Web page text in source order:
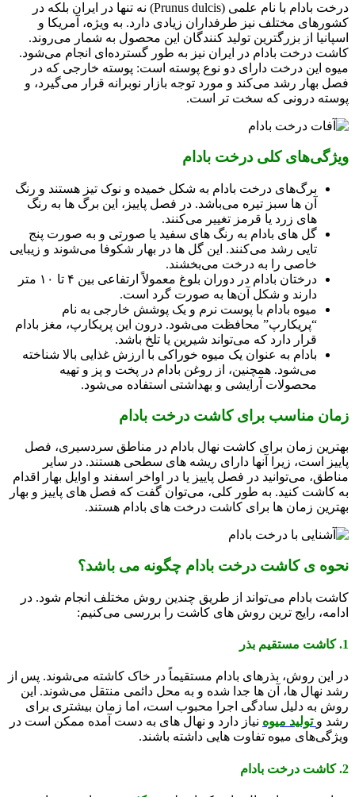
درخت بادام با نام علمی (Prunus dulcis) نه تنها در ایران بلکه در
کشورهای مختلف نیز طرفداران زیادی دارد. به ویژه، آمریکا و
اسپانیا از بزرگترین تولید کنندگان این محصول به شمار می‌روند.
کاشت درخت بادام در ایران نیز به طور گسترده‌ای انجام می‌شود.
میوه این درخت دارای دو نوع پوسته است: پوسته خارجی که در
فصل بهار رشد می‌کند و مورد توجه بازار نوبرانه قرار می‌گیرد، و
پوسته درونی که سخت ‌تر است.
ویژگی‌های کلی درخت بادام
برگ‌های درخت بادام به شکل خمیده و نوک‌ تیز هستند و رنگ
آن ‌ها سبز تیره می‌باشد. در فصل پاییز، این برگ‌ ها به رنگ
‌های زرد یا قرمز تغییر می‌کنند.
گل ‌های بادام به رنگ ‌های سفید یا صورتی و به صورت پنج
‌تایی رشد می‌کنند. این گل‌ ها در بهار شکوفا می‌شوند و زیبایی
خاصی را به درخت می‌بخشند.
درختان بادام در دوران بلوغ معمولاً ارتفاعی بین ۴ تا ۱۰ متر
دارند و شکل آن‌ها به صورت گرد است.
میوه بادام با پوست نرم و یک پوشش خارجی به نام
“پریکارپ” محافظت می‌شود. درون این پریکارپ، مغز بادام
قرار دارد که می‌تواند شیرین یا تلخ باشد.
بادام به عنوان یک میوه خوراکی با ارزش غذایی بالا شناخته
می‌شود. همچنین، از روغن بادام در پخت و پز و تهیه
محصولات آرایشی و بهداشتی استفاده می‌شود.
زمان مناسب برای کاشت درخت بادام
بهترین زمان برای کاشت نهال بادام در مناطق سردسیری، فصل
پاییز است، زیرا آنها دارای ریشه ‌های سطحی هستند. در سایر
مناطق، می‌توانید در فصل پاییز یا در اواخر اسفند و اوایل بهار اقدام
به کاشت کنید. به طور کلی، می‌توان گفت که فصل‌ های پاییز و بهار
بهترین زمان‌ ها برای کاشت درخت های بادام هستند.
نحوه ی کاشت درخت بادام چگونه می باشد؟
کاشت بادام می‌تواند از طریق چندین روش مختلف انجام شود. در
ادامه، رایج ‌ترین روش‌ های کاشت را بررسی می‌کنیم:
1. کاشت مستقیم بذر
در این روش، بذرهای بادام مستقیماً در خاک کاشته می‌شوند. پس از
رشد نهال ‌ها، آن ‌ها جدا شده و به محل دائمی منتقل می‌شوند. این
روش به دلیل سادگی اجرا محبوب است، اما زمان بیشتری برای
رشد و تولید میوه نیاز دارد و نهال ‌های به دست آمده ممکن است در
ویژگی‌های میوه تفاوت ‌هایی داشته باشند.
2. کاشت درخت بادام